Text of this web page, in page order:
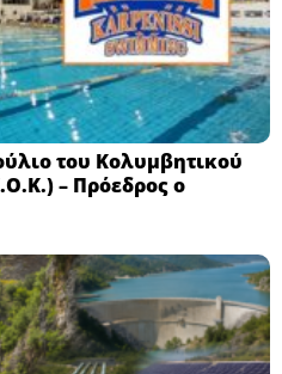
του Κολυμβητικού
– Πρόεδρος ο